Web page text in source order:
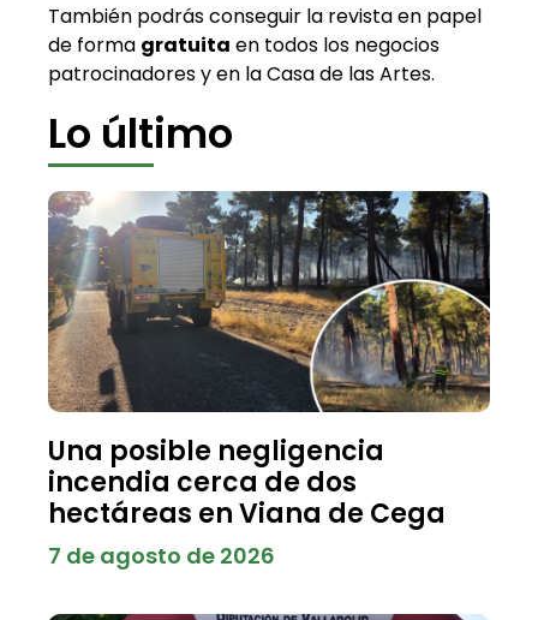
También podrás conseguir la revista en papel
de forma gratuita en todos los negocios
patrocinadores y en la Casa de las Artes.
Lo último
Una posible negligencia
incendia cerca de dos
hectáreas en Viana de Cega
7 de agosto de 2026